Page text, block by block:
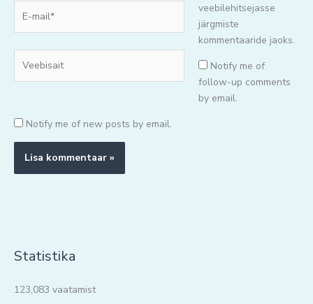
mail*
veebilehitsejasse
järgmiste
kommentaaride jaoks.
Notify me of
follow-up comments
by email.
Notify me of new posts by email.
Statistika
123,083 vaatamist